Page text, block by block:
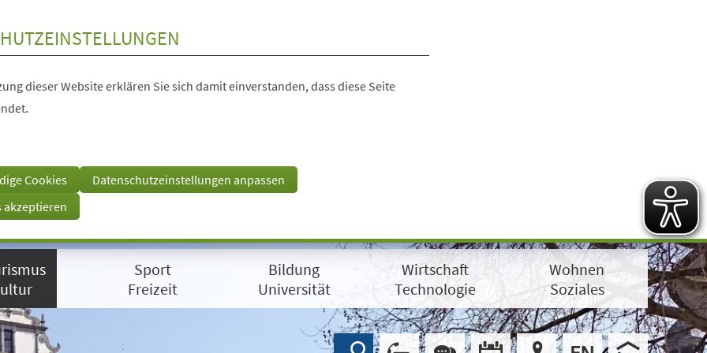
dieser Website erklären Sie sich damit einverstanden, dass diese Seite
Cookies
Datenschutzeinstellungen anpassen
akzeptieren
Sport
Freizeit
Bildung
Universität
Wirtschaft
Technologie
Wohnen
Soziales